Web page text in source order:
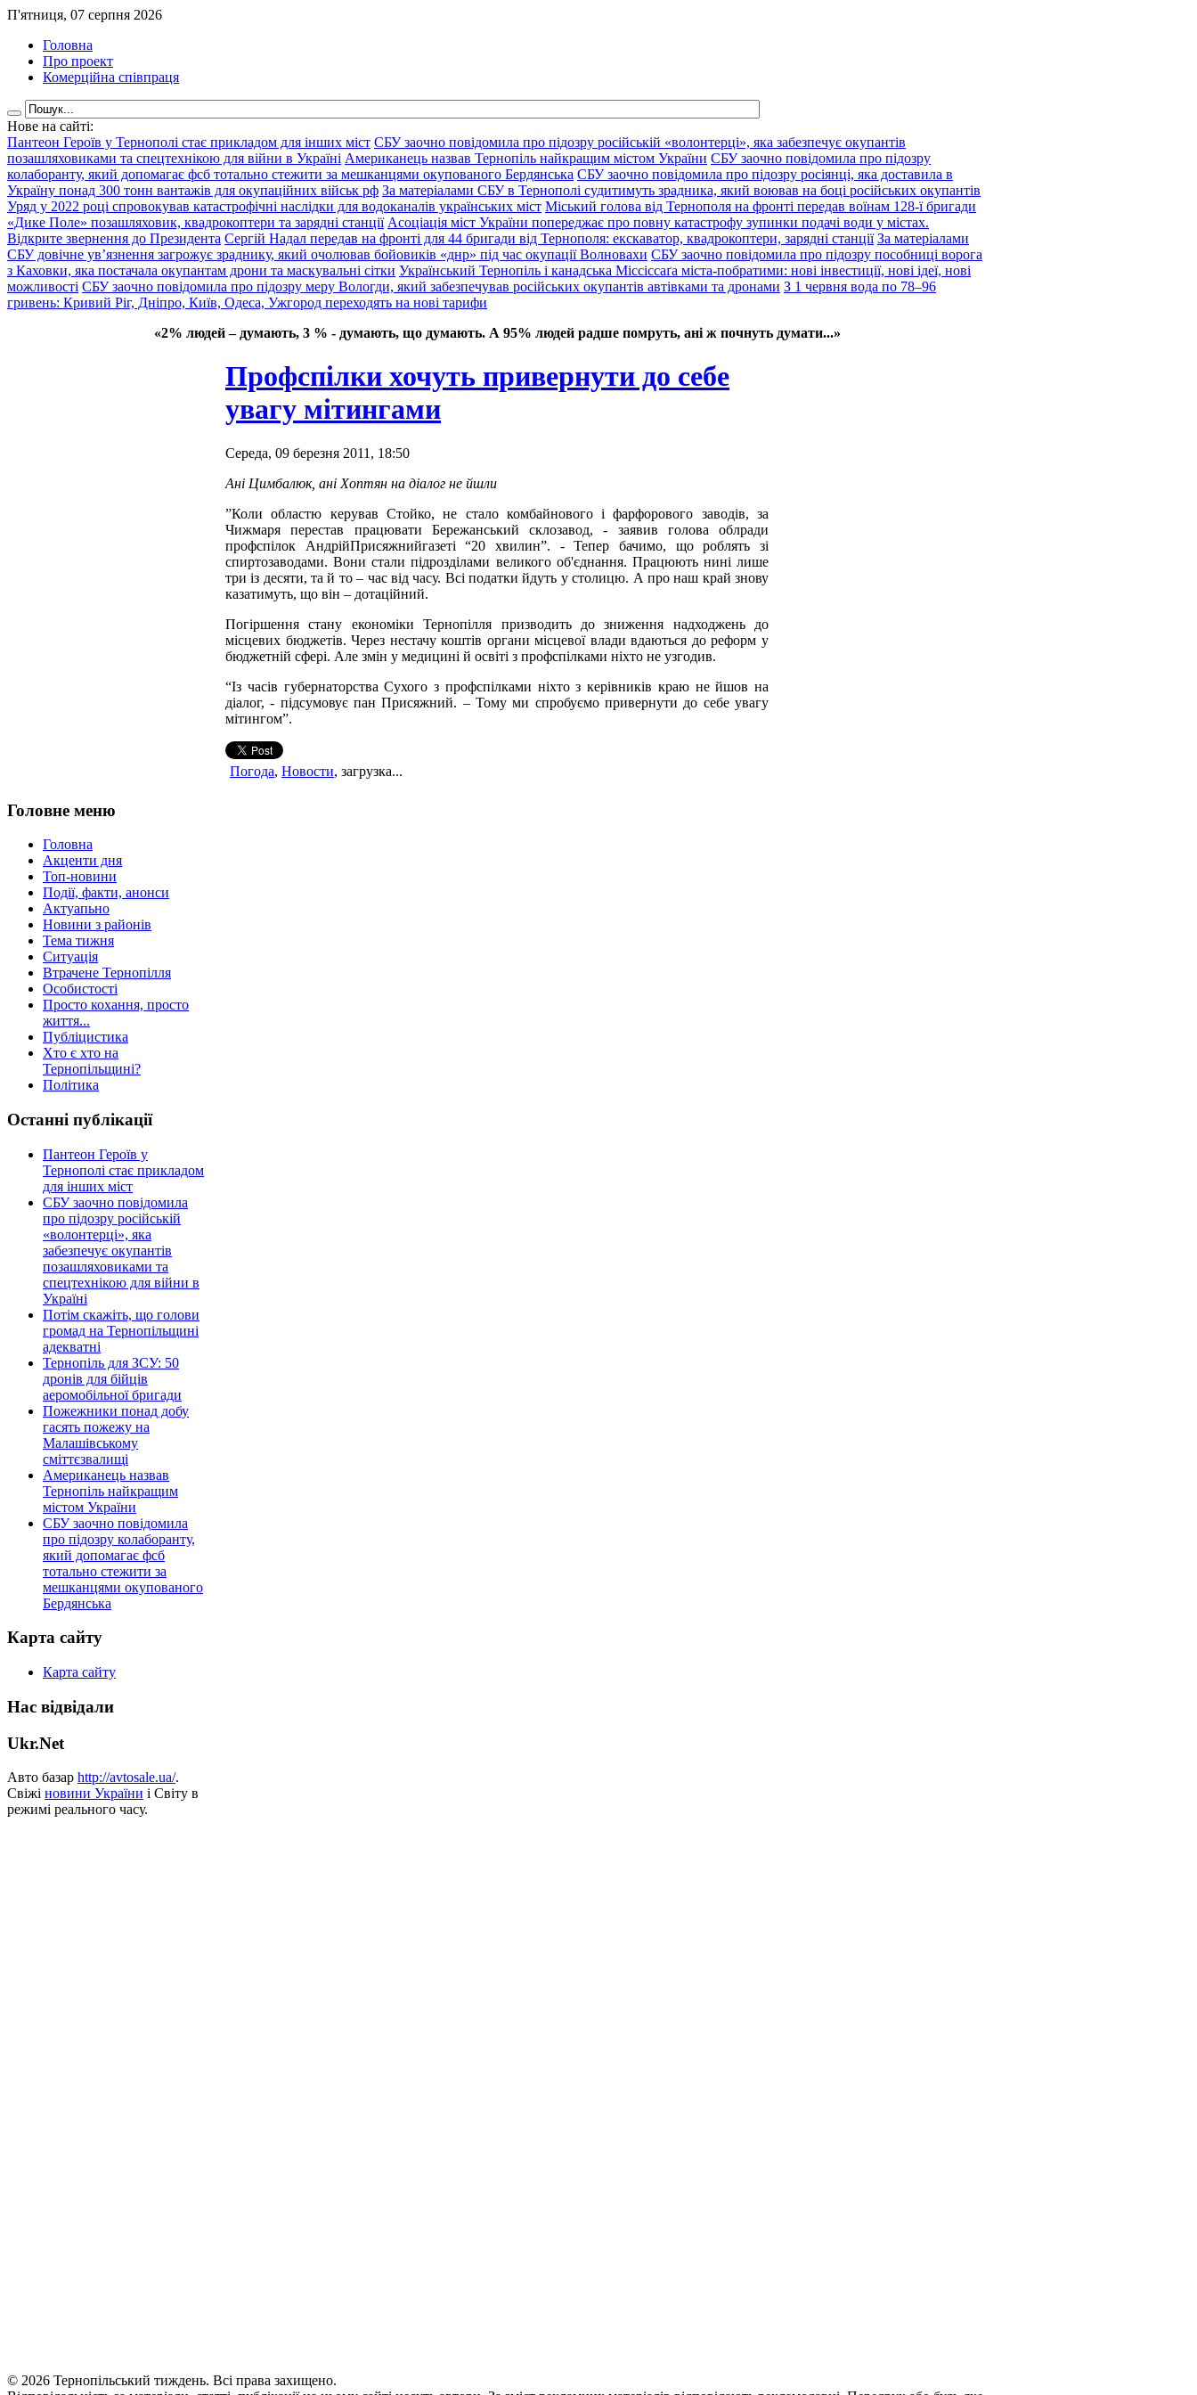
П'ятниця, 07 серпня 2026
Головна
Про проект
Комерційна співпраця
Нове на сайті:
Пантеон Героїв у Тернополі стає прикладом для інших міст СБУ заочно повідомила про підозру російській «волонтерці», яка забезпечує окупантів
позашляховиками та спецтехнікою для війни в Україні Американець назвав Тернопіль найкращим містом України СБУ заочно повідомила про підозру
колаборанту, який допомагає фсб тотально стежити за мешканцями окупованого Бердянська СБУ заочно повідомила про підозру росіянці, яка доставила в
Україну понад 300 тонн вантажів для окупаційних військ рф За матеріалами СБУ в Тернополі судитимуть зрадника, який воював на боці російських окупантів
Уряд у 2022 році спровокував катастрофічні наслідки для водоканалів українських міст Міський голова від Тернополя на фронті передав воїнам 128-ї бригади
«Дике Поле» позашляховик, квадрокоптери та зарядні станції Асоціація міст України попереджає про повну катастрофу зупинки подачі води у містах.
Відкрите звернення до Президента Сергій Надал передав на фронті для 44 бригади від Тернополя: екскаватор, квадрокоптери, зарядні станції За матеріалами
СБУ довічне ув’язнення загрожує зраднику, який очолював бойовиків «днр» під час окупації Волновахи СБУ заочно повідомила про підозру пособниці ворога
з Каховки, яка постачала окупантам дрони та маскувальні сітки Український Тернопіль і канадська Міссіссаґа міста-побратими: нові інвестиції, нові ідеї, нові
можливості СБУ заочно повідомила про підозру меру Вологди, який забезпечував російських окупантів автівками та дронами З 1 червня вода по 78–96
гривень: Кривий Ріг, Дніпро, Київ, Одеса, Ужгород переходять на нові тарифи
«2% людей – думають, 3 % - думають, що думають. А 95% людей радше помруть, ані ж почнуть думати...»
Профспілки хочуть привернути до себе
увагу мітингами
Середа, 09 березня 2011, 18:50
Ані Цимбалюк, ані Хоптян на діалог не йшли
”Коли областю керував Стойко, не стало комбайнового і фарфорового заводів, за
Чижмаря перестав працювати Бережанський склозавод, - заявив голова облради
профспілок АндрійПрисяжнийгазеті “20 хвилин”. - Тепер бачимо, що роблять зі
спиртозаводами. Вони стали підрозділами великого об'єднання. Працюють нині лише
три із десяти, та й то – час від часу. Всі податки йдуть у столицю. А про наш край знову
казатимуть, що він – дотаційний.
Погіршення стану економіки Тернопілля призводить до зниження надходжень до
місцевих бюджетів. Через нестачу коштів органи місцевої влади вдаються до реформ у
бюджетній сфері. Але змін у медицині й освіті з профспілками ніхто не узгодив.
“Із часів губернаторства Сухого з профспілками ніхто з керівників краю не йшов на
діалог, - підсумовує пан Присяжний. – Тому ми спробуємо привернути до себе увагу
мітингом”.
Погода, Новости, загрузка...
Головне меню
Головна
Акценти дня
Топ-новини
Події, факти, анонси
Актуапьно
Новини з районів
Тема тижня
Ситуація
Втрачене Тернопілля
Особистості
Просто кохання, просто
життя...
Публіцистика
Хто є хто на
Тернопільщині?
Політика
Останні публікації
Пантеон Героїв у
Тернополі стає прикладом
для інших міст
СБУ заочно повідомила
про підозру російській
«волонтерці», яка
забезпечує окупантів
позашляховиками та
спецтехнікою для війни в
Україні
Потім скажіть, що голови
громад на Тернопільщині
адекватні
Тернопіль для ЗСУ: 50
дронів для бійців
аеромобільної бригади
Пожежники понад добу
гасять пожежу на
Малашівському
сміттєзвалищі
Американець назвав
Тернопіль найкращим
містом України
СБУ заочно повідомила
про підозру колаборанту,
який допомагає фсб
тотально стежити за
мешканцями окупованого
Бердянська
Карта сайту
Карта сайту
Нас відвідали
Ukr.Net
Авто базар http://avtosale.ua/.
Свіжі новини України і Світу в
режимі реального часу.
© 2026 Тернопільський тиждень. Всі права захищено.